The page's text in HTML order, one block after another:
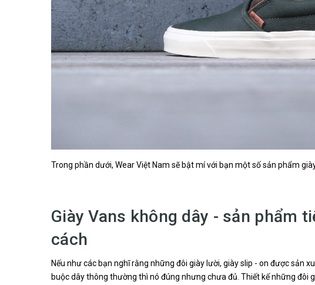
Trong phần dưới, Wear Việt Nam sẽ bật mí với bạn một số sản phẩm
Giày Vans không dây - sản phẩm
cách
Nếu như các bạn nghĩ rằng những đôi giày lười, giày slip - on được sản
buộc dây thông thường thì nó đúng nhưng chưa đủ. Thiết kế những đôi